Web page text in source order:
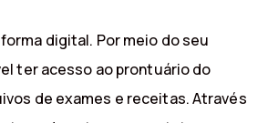
digital. Por meio do seu
ter acesso ao prontuário do
de exames e receitas. Através